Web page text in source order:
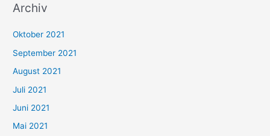
c
n
n
a
c
h
Archiv
Oktober 2021
September 2021
August 2021
Juli 2021
Juni 2021
Mai 2021